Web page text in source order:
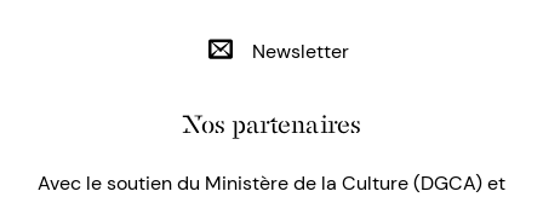
Newsletter
Nos partenaires
Avec le soutien du Ministère de la Culture (DGCA) et